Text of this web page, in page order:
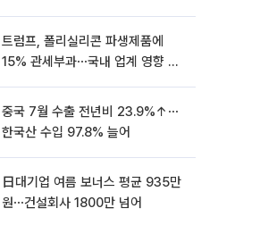
트럼프, 폴리실리콘 파생제품에
15% 관세부과⋯국내 업계 영향 촉
중국 7월 수출 전년비 23.9%↑⋯
한국산 수입 97.8% 늘어
日대기업 여름 보너스 평균 935만
원⋯건설회사 1800만 넘어